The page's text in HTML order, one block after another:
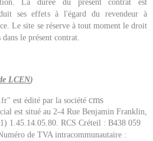
La durée du présent contrat est
ses effets à l'égard du revendeur à
Le site se réserve à tout moment le droit
le présent contrat.
LCEN)
.fr" est édité par la société cms
est situé au 2-4 Rue Benjamin Franklin,
1.45.14.05.80. RCS Créteil : B438 059
de TVA intracommunautaire :